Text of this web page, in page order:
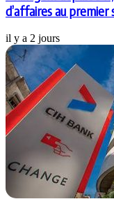
d’affaires au
il y a 2 jours